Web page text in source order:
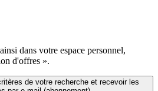
dans votre espace personnel,
d'offres ».
de votre recherche et recevoir les